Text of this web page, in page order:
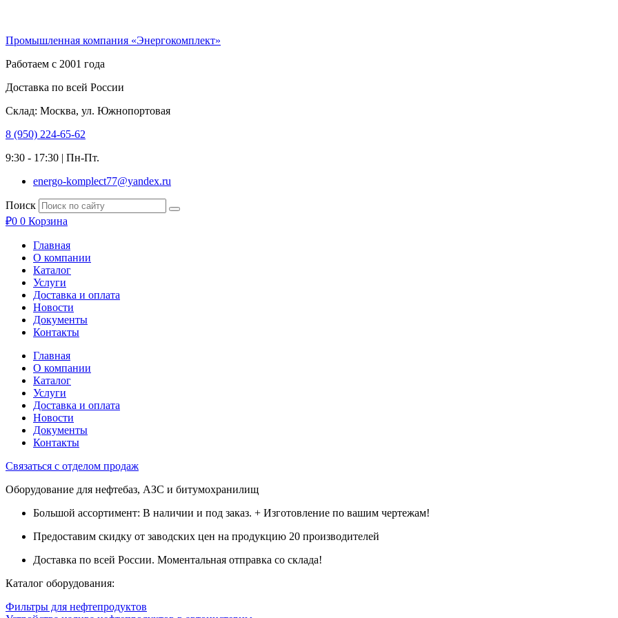
содержимому
Промышленная компания «Энергокомплект»
Работаем с 2001 года
Доставка по всей России
Склад: Москва, ул. Южнопортовая
8 (950) 224-65-62
9:30 - 17:30 | Пн-Пт.
energo-komplect77@yandex.ru
Поиск
₽0 0 Корзина
Главная
О компании
Каталог
Услуги
Доставка и оплата
Новости
Документы
Контакты
Главная
О компании
Каталог
Услуги
Доставка и оплата
Новости
Документы
Контакты
Связаться с отделом продаж
Оборудование для нефтебаз, АЗС и битумохранилищ
Большой ассортимент: В наличии и под заказ. + Изготовление по вашим чертежам!
Предоставим скидку от заводских цен на продукцию 20 производителей
Доставка по всей России. Моментальная отправка со склада!
Каталог оборудования:
Фильтры для нефтепродуктов